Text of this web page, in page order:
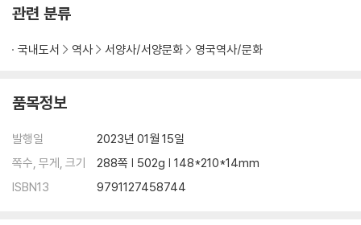
두근거리는 쇼핑
남녀 간의 임금 격차
수당, 부수입, 팁
물건의 파손과 변상
자전거를 손에 넣다
제8장 메이드의 유희
관련 분류
국내도서 역사 서양사/서양문화 영국역사/문화
품목정보
발행일
2023년 01월 15일
쪽수, 무게, 크기
288쪽 | 502g | 148*210*14mm
ISBN13
9791127458744